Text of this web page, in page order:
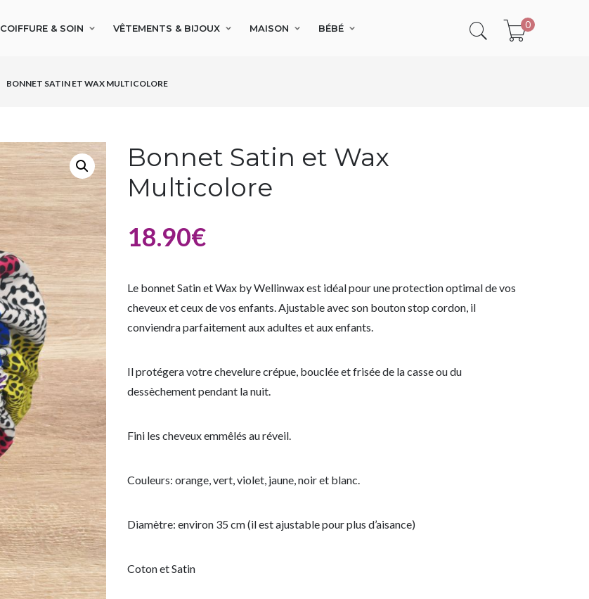
COIFFURE & SOIN VÊTEMENTS & BIJOUX MAISON BÉBÉ 0
BONNET SATIN ET WAX MULTICOLORE
Bonnet Satin et Wax
Multicolore
18.90€
Le bonnet Satin et Wax by Wellinwax est idéal pour une protection optimal de vos
cheveux et ceux de vos enfants. Ajustable avec son bouton stop cordon, il
conviendra parfaitement aux adultes et aux enfants.
Il protégera votre chevelure crépue, bouclée et frisée de la casse ou du
dessèchement pendant la nuit.
Fini les cheveux emmêlés au réveil.
Couleurs: orange, vert, violet, jaune, noir et blanc.
Diamètre: environ 35 cm (il est ajustable pour plus d’aisance)
Coton et Satin